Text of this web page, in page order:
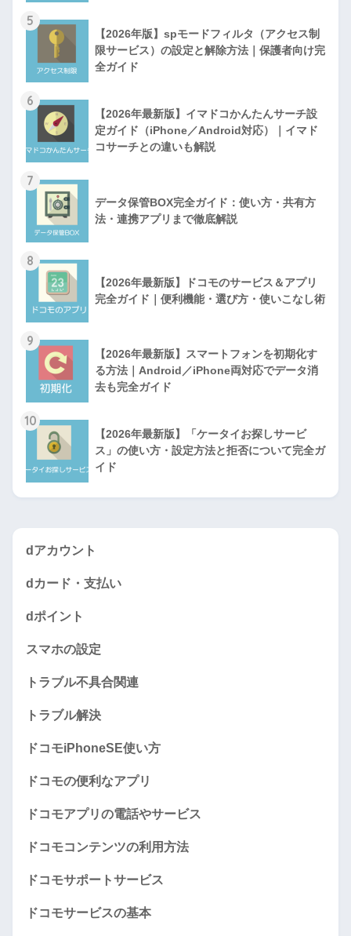
5
【2026年版】spモードフィルタ（アクセス制
限サービス）の設定と解除方法｜保護者向け完
全ガイド
6
【2026年最新版】イマドコかんたんサーチ設
定ガイド（iPhone／Android対応）｜イマド
コサーチとの違いも解説
7
データ保管BOX完全ガイド：使い方・共有方
法・連携アプリまで徹底解説
8
【2026年最新版】ドコモのサービス＆アプリ
完全ガイド｜便利機能・選び方・使いこなし術
9
【2026年最新版】スマートフォンを初期化す
る方法｜Android／iPhone両対応でデータ消
去も完全ガイド
10
【2026年最新版】「ケータイお探しサービ
ス」の使い方・設定方法と拒否について完全ガ
イド
dアカウント
dカード・支払い
dポイント
スマホの設定
トラブル不具合関連
トラブル解決
ドコモiPhoneSE使い方
ドコモの便利なアプリ
ドコモアプリの電話やサービス
ドコモコンテンツの利用方法
ドコモサポートサービス
ドコモサービスの基本